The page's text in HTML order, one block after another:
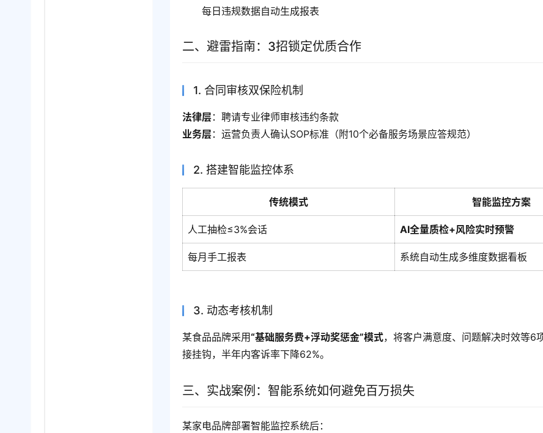
每日违规数据自动生成报表
二、避雷指南：3招锁定优质合作
1. 合同审核双保险机制
法律层：聘请专业律师审核违约条款
业务层：运营负责人确认SOP标准（附10个必备服务场景应答规范）
2. 搭建智能监控体系
传统模式 智能监控方案
人工抽检≤3%会话 AI全量质检+风险实时预警
每月手工报表 系统自动生成多维度数据看板
3. 动态考核机制
某食品品牌采用“基础服务费+浮动奖惩金”模式，将客户满意度、问题解决时效等6
接挂钩，半年内客诉率下降62%。
三、实战案例：智能系统如何避免百万损失
某家电品牌部署智能监控系统后：